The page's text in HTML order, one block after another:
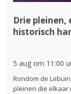
Drie pleinen,
historisch
5 aug om 11:00
Rondom de
pleinen die elkaar